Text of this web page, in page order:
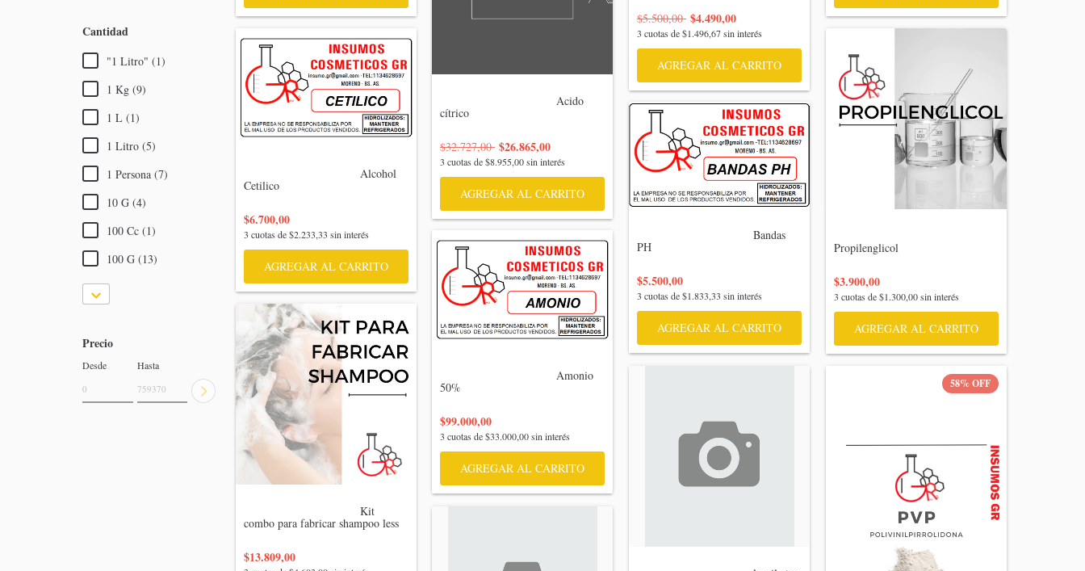
Cantidad
"1 Litro" (1)
1 Kg (9)
1 L (1)
1 Litro (5)
1 Persona (7)
10 G (4)
100 Cc (1)
100 G (13)
Precio
Desde Hasta
cítrico
$32.727,00 $26.865,00
3 cuotas de$8.955,00sin interés
AGREGAR AL CARRITO
$5.500,00 $4.490,00
3 cuotas de$1.496,67sin interés
AGREGAR AL CARRITO
Cetilico
$6.700,00
3 cuotas de$2.233,33 sin interés
AGREGAR AL CARRITO
50%
$99.000,00
3 cuotas de$33.000,00sin interés
AGREGAR AL CARRITO
PH
$5.500,00
3 cuotas de$1.833,33 sin interés
Propilenglicol
$3.900,00
3 cuotas de$1.300,00sin interés
AGREGAR AL CARRITO
combo para fabricar shampoo less
$13.809,00
58%OFF